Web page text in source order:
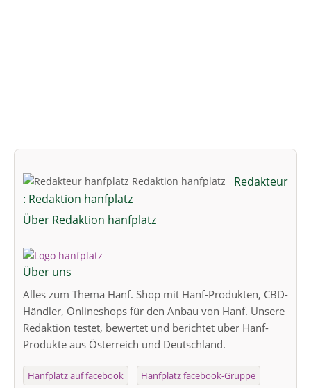
Redakteur
: Redaktion hanfplatz
Über Redaktion hanfplatz
Über uns
Alles zum Thema Hanf. Shop mit Hanf-Produkten, CBD-
Händler, Onlineshops für den Anbau von Hanf. Unsere
Redaktion testet, bewertet und berichtet über Hanf-
Produkte aus Österreich und Deutschland.
Hanfplatz auf facebook Hanfplatz facebook-Gruppe